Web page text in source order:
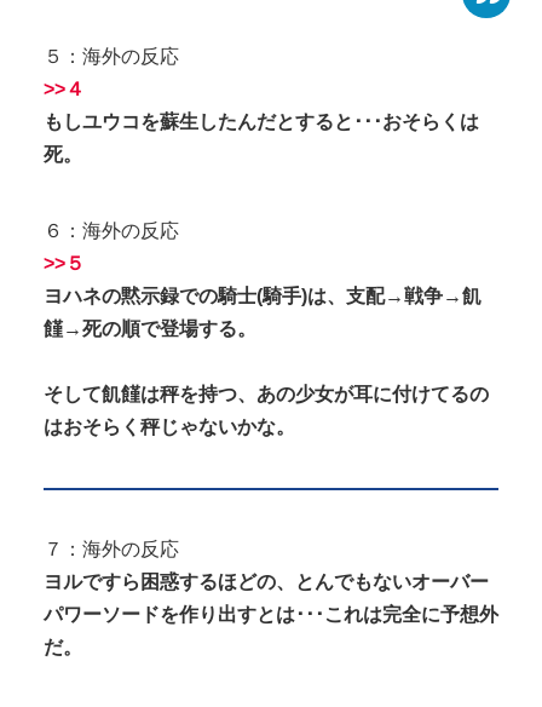
５：海外の反応
>>４
もしユウコを蘇生したんだとすると･･･おそらくは
死。
６：海外の反応
>>５
ヨハネの黙示録での騎士(騎手)は、支配→戦争→飢
饉→死の順で登場する。
そして飢饉は秤を持つ、あの少女が耳に付けてるの
はおそらく秤じゃないかな。
７：海外の反応
ヨルですら困惑するほどの、とんでもないオーバー
パワーソードを作り出すとは･･･これは完全に予想外
だ。